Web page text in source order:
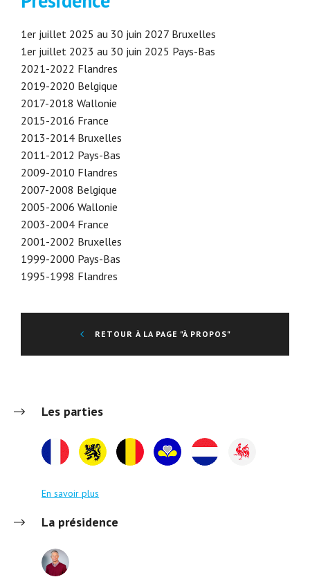
1er juillet 2025 au 30 juin 2027 Bruxelles
1er juillet 2023 au 30 juin 2025 Pays-Bas
2021-2022 Flandres
2019-2020 Belgique
2017-2018 Wallonie
2015-2016 France
2013-2014 Bruxelles
2011-2012 Pays-Bas
2009-2010 Flandres
2007-2008 Belgique
2005-2006 Wallonie
2003-2004 France
2001-2002 Bruxelles
1999-2000 Pays-Bas
1995-1998 Flandres
RETOUR À LA PAGE "À PROPOS"
Les parties
En savoir plus
La présidence